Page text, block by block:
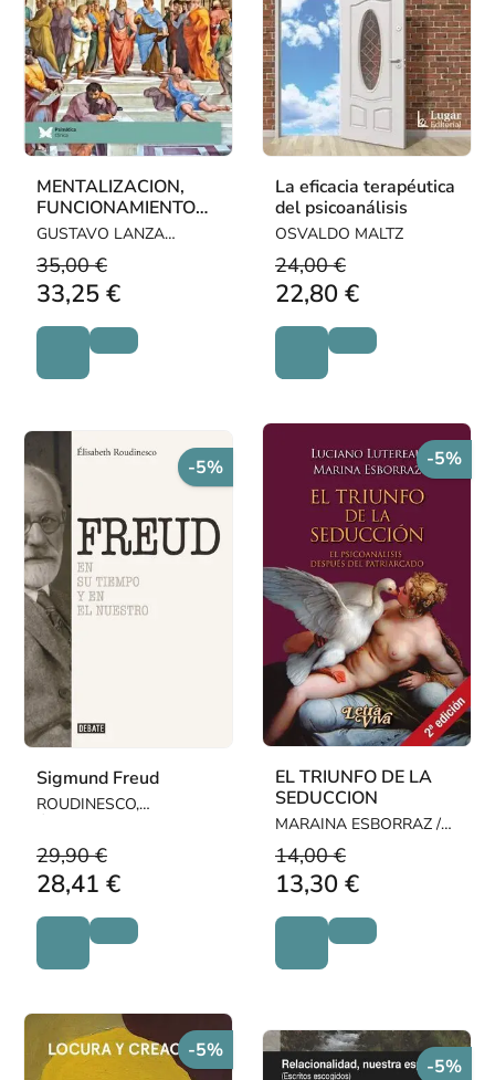
MENTALIZACION,
FUNCIONAMIENTO
MENTAL Y
GUSTAVO LANZA
CASTELLI
35,00 €
33,25 €
La eficacia terapéutica
del psicoanálisis
OSVALDO MALTZ
24,00 €
22,80 €
-5%
Sigmund Freud
ROUDINESCO,
29,90 €
28,41 €
-5%
EL TRIUNFO DE LA
SEDUCCION
MARAINA ESBORRAZ /
LUCIANO LUTEREAU
14,00 €
13,30 €
-5%
-5%